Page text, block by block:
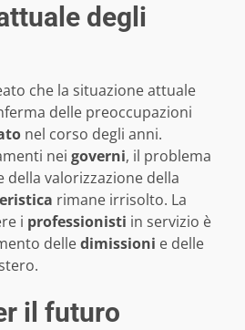
degli
che la situazione attuale
delle preoccupazioni
nel corso degli anni.
nei governi, il problema
valorizzazione della
rimane irrisolto. La
i professionisti in servizio è
delledimissioni e delle
il futuro